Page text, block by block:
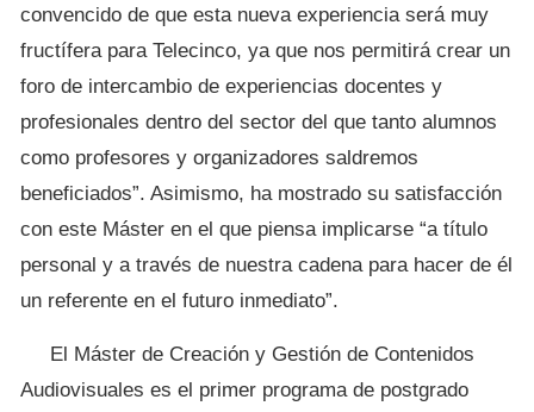
convencido de que esta nueva experiencia será muy
fructífera para Telecinco, ya que nos permitirá crear un
foro de intercambio de experiencias docentes y
profesionales dentro del sector del que tanto alumnos
como profesores y organizadores saldremos
beneficiados”. Asimismo, ha mostrado su satisfacción
con este Máster en el que piensa implicarse “a título
personal y a través de nuestra cadena para hacer de él
un referente en el futuro inmediato”.
El Máster de Creación y Gestión de Contenidos
Audiovisuales es el primer programa de postgrado